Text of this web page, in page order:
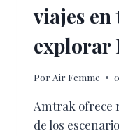
viajes
explorar
Por Air Femme
Amtrak ofrece
de los